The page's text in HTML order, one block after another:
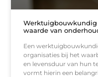
waarde van
Een
organisaties bij het
en levensduur van hun
vormt hierin een